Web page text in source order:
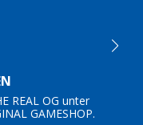
REAL OG unter
GAMESHOP.